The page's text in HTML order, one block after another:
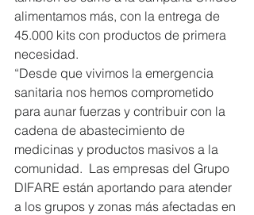
alimentamos más, con la entrega de
45.000 kits con productos de primera
necesidad.
“Desde que vivimos la emergencia
sanitaria nos hemos comprometido
para aunar fuerzas y contribuir con la
cadena de abastecimiento de
medicinas y productos masivos a la
comunidad.  Las empresas del Grupo
DIFARE están aportando para atender
a los grupos y zonas más afectadas en